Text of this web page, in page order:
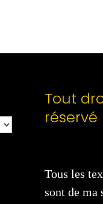
Tout
réservé
Tous les
sont de ma